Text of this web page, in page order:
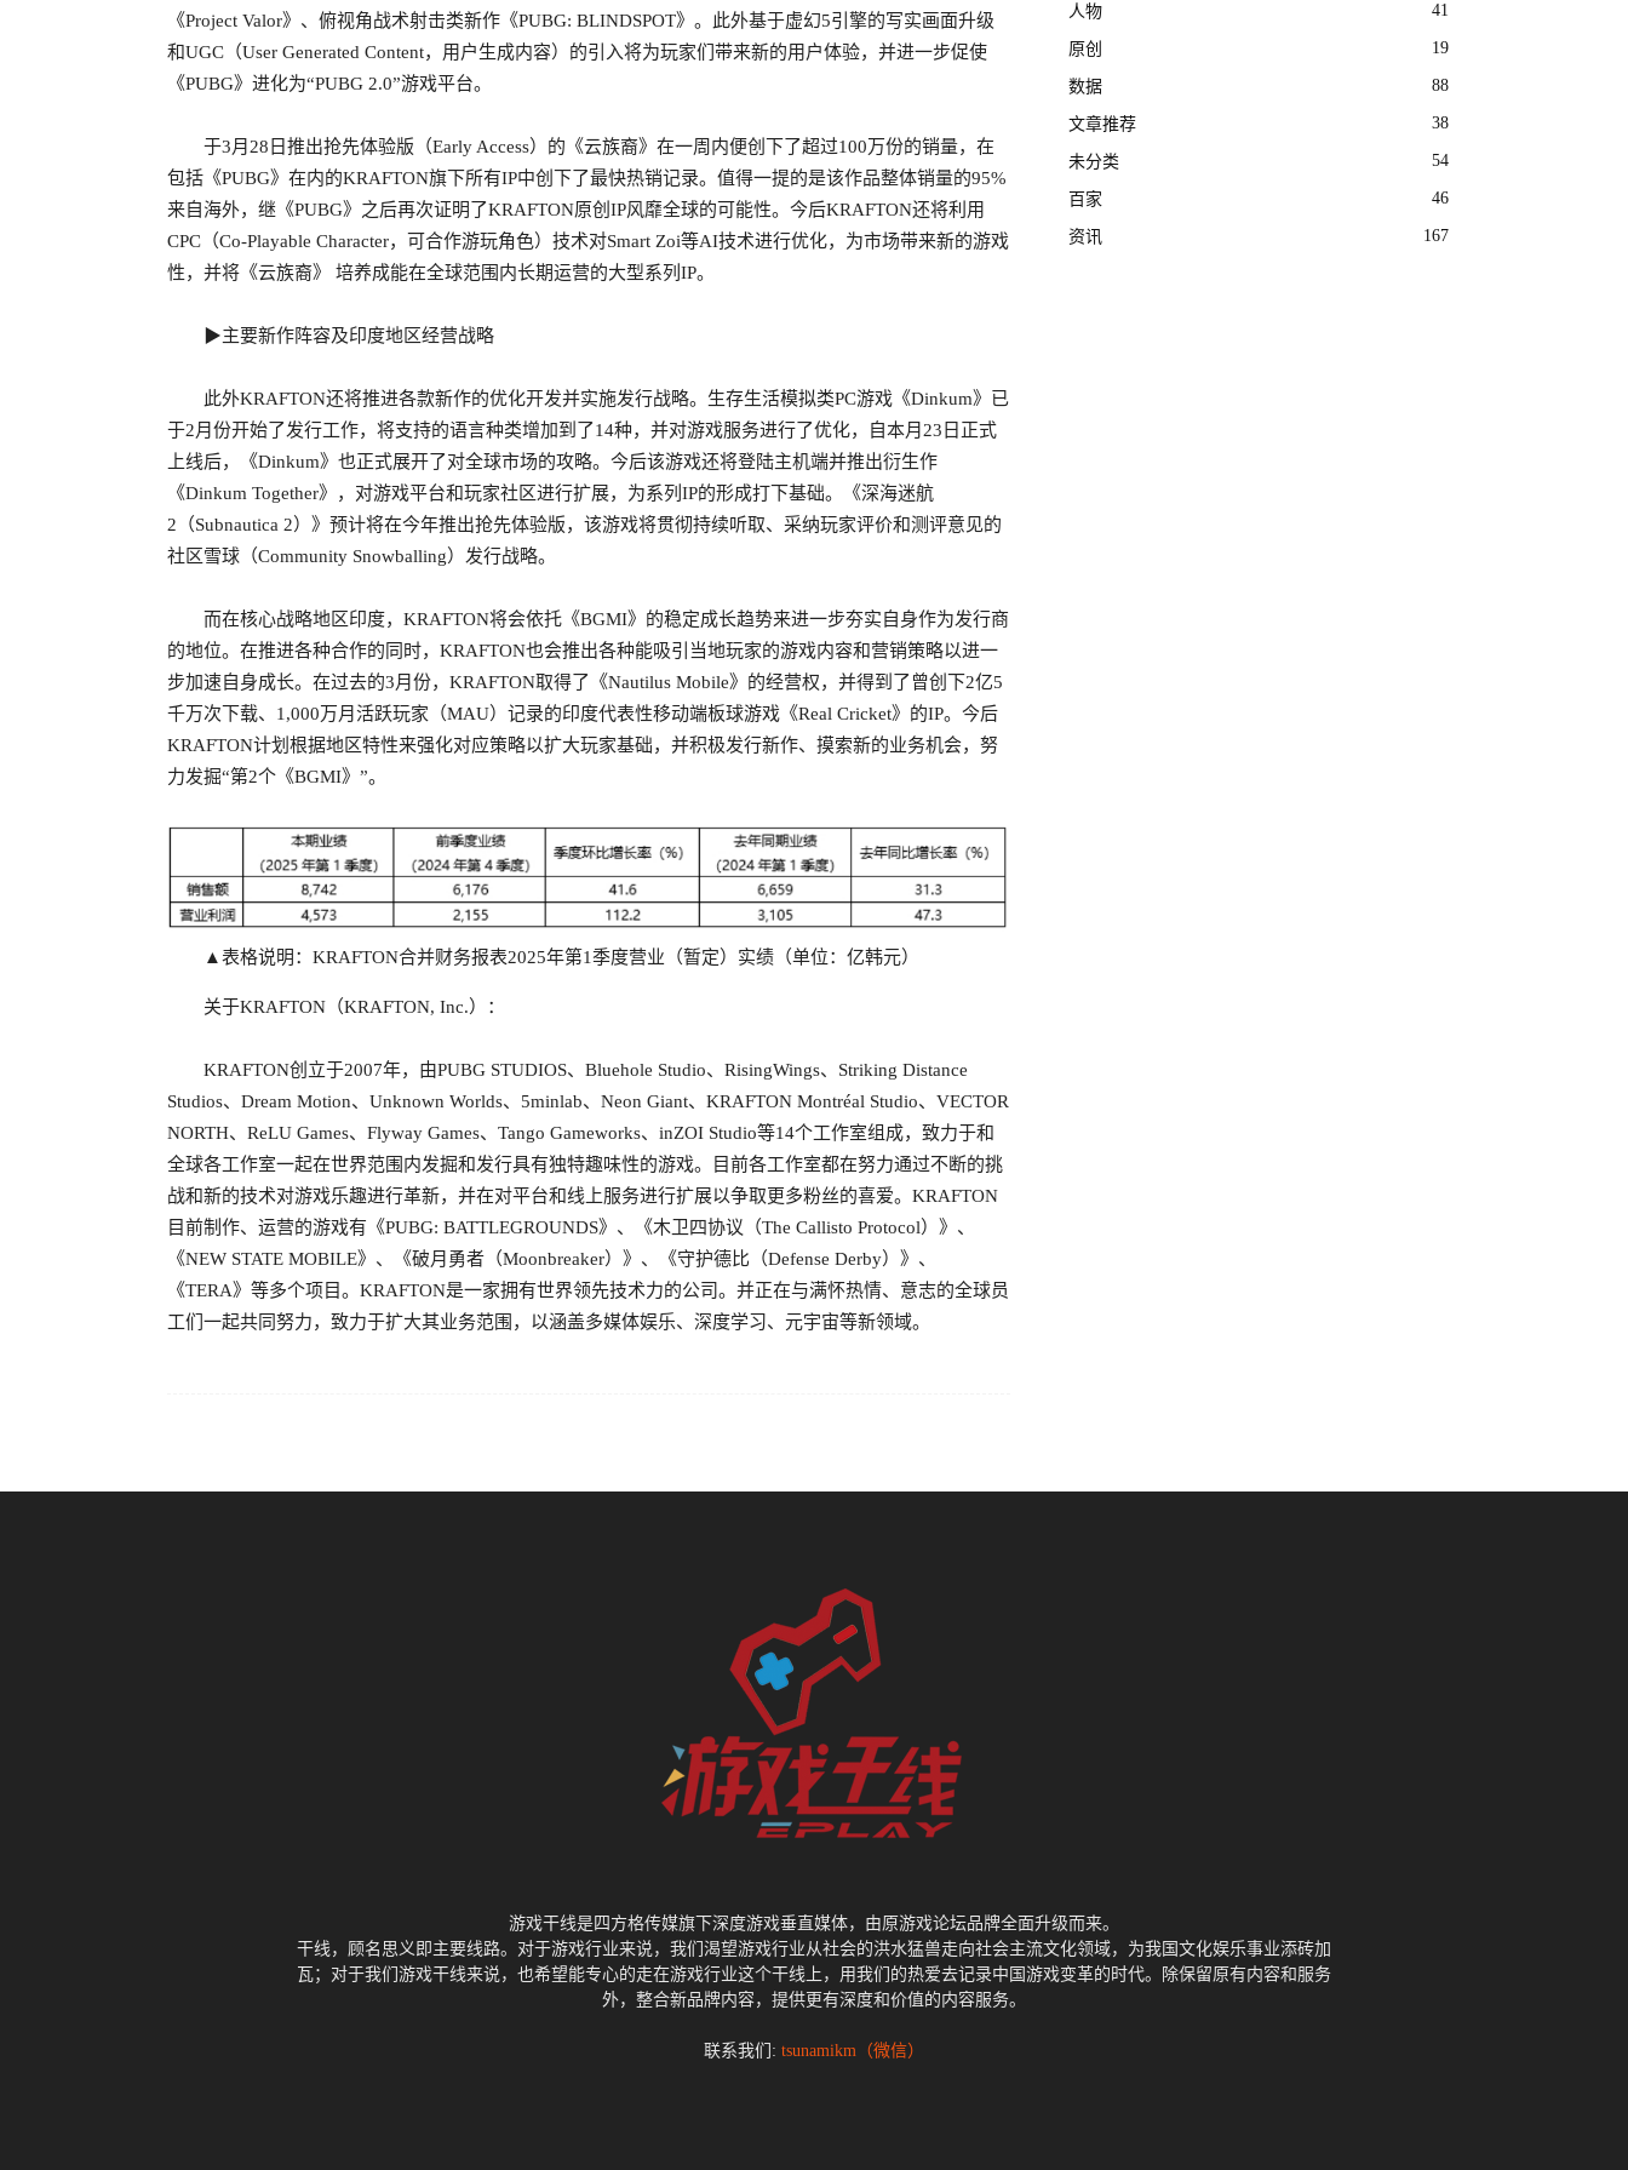
《Project Valor》、俯视角战术射击类新作《PUBG: BLINDSPOT》。此外基于虚幻5引擎的写实画面升级
和UGC（User Generated Content，用户生成内容）的引入将为玩家们带来新的用户体验，并进一步促使
《PUBG》进化为“PUBG 2.0”游戏平台。
于3月28日推出抢先体验版（Early Access）的《云族裔》在一周内便创下了超过100万份的销量，在
包括《PUBG》在内的KRAFTON旗下所有IP中创下了最快热销记录。值得一提的是该作品整体销量的95%
来自海外，继《PUBG》之后再次证明了KRAFTON原创IP风靡全球的可能性。今后KRAFTON还将利用
CPC（Co-Playable Character，可合作游玩角色）技术对Smart Zoi等AI技术进行优化，为市场带来新的游戏
性，并将《云族裔》 培养成能在全球范围内长期运营的大型系列IP。
▶主要新作阵容及印度地区经营战略
此外KRAFTON还将推进各款新作的优化开发并实施发行战略。生存生活模拟类PC游戏《Dinkum》已
于2月份开始了发行工作，将支持的语言种类增加到了14种，并对游戏服务进行了优化，自本月23日正式
上线后，《Dinkum》也正式展开了对全球市场的攻略。今后该游戏还将登陆主机端并推出衍生作
《Dinkum Together》，对游戏平台和玩家社区进行扩展，为系列IP的形成打下基础。《深海迷航
2（Subnautica 2）》预计将在今年推出抢先体验版，该游戏将贯彻持续听取、采纳玩家评价和测评意见的
社区雪球（Community Snowballing）发行战略。
而在核心战略地区印度，KRAFTON将会依托《BGMI》的稳定成长趋势来进一步夯实自身作为发行商
的地位。在推进各种合作的同时，KRAFTON也会推出各种能吸引当地玩家的游戏内容和营销策略以进一
步加速自身成长。在过去的3月份，KRAFTON取得了《Nautilus Mobile》的经营权，并得到了曾创下2亿5
千万次下载、1,000万月活跃玩家（MAU）记录的印度代表性移动端板球游戏《Real Cricket》的IP。今后
KRAFTON计划根据地区特性来强化对应策略以扩大玩家基础，并积极发行新作、摸索新的业务机会，努
力发掘“第2个《BGMI》”。
▲表格说明：KRAFTON合并财务报表2025年第1季度营业（暂定）实绩（单位：亿韩元）
关于KRAFTON（KRAFTON, Inc.）：
KRAFTON创立于2007年，由PUBG STUDIOS、Bluehole Studio、RisingWings、Striking Distance
Studios、Dream Motion、Unknown Worlds、5minlab、Neon Giant、KRAFTON Montréal Studio、VECTOR
NORTH、ReLU Games、Flyway Games、Tango Gameworks、inZOI Studio等14个工作室组成，致力于和
全球各工作室一起在世界范围内发掘和发行具有独特趣味性的游戏。目前各工作室都在努力通过不断的挑
战和新的技术对游戏乐趣进行革新，并在对平台和线上服务进行扩展以争取更多粉丝的喜爱。KRAFTON
目前制作、运营的游戏有《PUBG: BATTLEGROUNDS》、《木卫四协议（The Callisto Protocol）》、
《NEW STATE MOBILE》、《破月勇者（Moonbreaker）》、《守护德比（Defense Derby）》、
《TERA》等多个项目。KRAFTON是一家拥有世界领先技术力的公司。并正在与满怀热情、意志的全球员
工们一起共同努力，致力于扩大其业务范围，以涵盖多媒体娱乐、深度学习、元宇宙等新领域。
人物 41
原创 19
数据 88
文章推荐 38
未分类 54
百家 46
资讯 167
游戏干线是四方格传媒旗下深度游戏垂直媒体，由原游戏论坛品牌全面升级而来。
干线，顾名思义即主要线路。对于游戏行业来说，我们渴望游戏行业从社会的洪水猛兽走向社会主流文化领域，为我国文化娱乐事业添砖加
瓦；对于我们游戏干线来说，也希望能专心的走在游戏行业这个干线上，用我们的热爱去记录中国游戏变革的时代。除保留原有内容和服务
外，整合新品牌内容，提供更有深度和价值的内容服务。
联系我们: tsunamikm（微信）